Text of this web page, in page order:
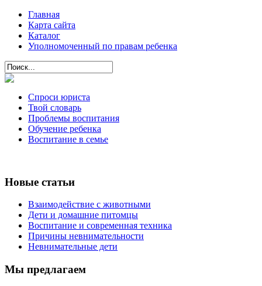
Главная
Карта сайта
Каталог
Уполномоченный по правам ребенка
Спроси юриста
Твой словарь
Проблемы воспитания
Обучение ребенка
Воспитание в семье
Новые статьи
Взаимодействие с животными
Дети и домашние питомцы
Воспитание и современная техника
Причины невнимательности
Невнимательные дети
Мы предлагаем